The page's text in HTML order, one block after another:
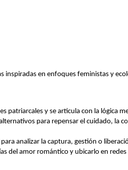
en enfoques feministas y
patriarcales y se articula con la lógica
para repensar el cuidado, la
analizar la captura, gestión o
amor romántico y ubicarlo en